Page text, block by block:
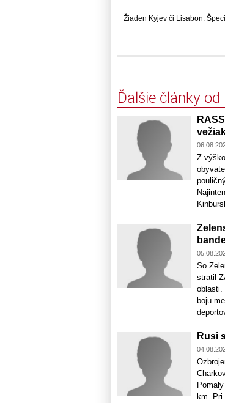
Žiaden Kyjev či Lisabon.
Ďalšie články
Z
So
stratil
oblasti.
boju
Rusi
km. Pri